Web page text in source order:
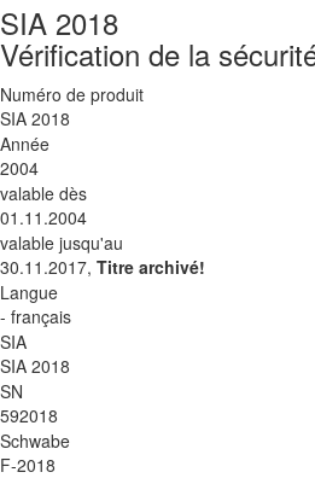
SIA 2018
Vérification de la
Numéro de produit
SIA 2018
Année
2004
valable dès
01.11.2004
valable jusqu'au
30.11.2017, Titre archivé!
Langue
- français
SIA
SIA 2018
SN
592018
Schwabe
F-2018